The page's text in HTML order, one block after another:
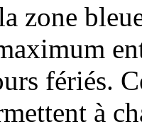
zone
fériés.
à